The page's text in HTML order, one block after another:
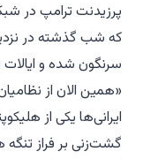
پرزیدنت ترامپ در
که شب گذشته در
سرنگون شده و
«همین الان از
ایرانی‌ها یکی از
گشت‌زنی بر فراز تنگه